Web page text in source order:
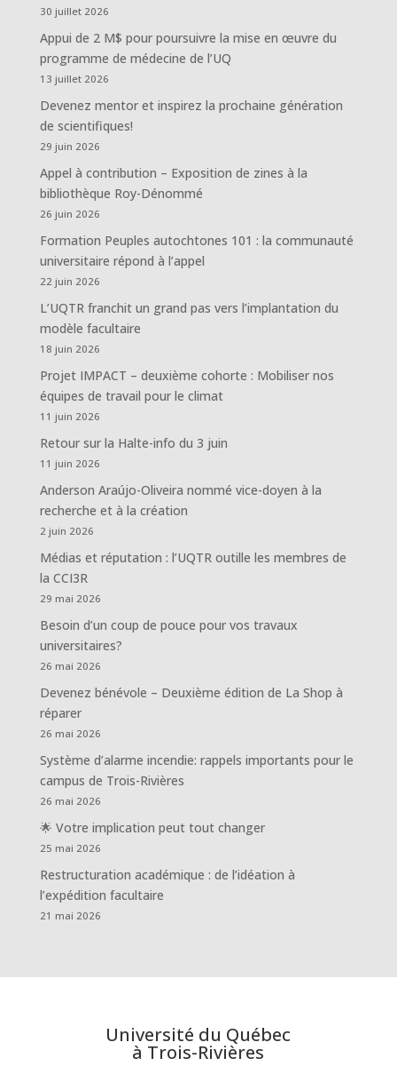
30 juillet 2026
Appui de 2 M$ pour poursuivre la mise en œuvre du
programme de médecine de l’UQ
13 juillet 2026
Devenez mentor et inspirez la prochaine génération
de scientifiques!
29 juin 2026
Appel à contribution – Exposition de zines à la
bibliothèque Roy-Dénommé
26 juin 2026
Formation Peuples autochtones 101 : la communauté
universitaire répond à l’appel
22 juin 2026
L’UQTR franchit un grand pas vers l’implantation du
modèle facultaire
18 juin 2026
Projet IMPACT – deuxième cohorte : Mobiliser nos
équipes de travail pour le climat
11 juin 2026
Retour sur la Halte-info du 3 juin
11 juin 2026
Anderson Araújo-Oliveira nommé vice-doyen à la
recherche et à la création
2 juin 2026
Médias et réputation : l’UQTR outille les membres de
la CCI3R
29 mai 2026
Besoin d’un coup de pouce pour vos travaux
universitaires?
26 mai 2026
Devenez bénévole – Deuxième édition de La Shop à
réparer
26 mai 2026
Système d’alarme incendie: rappels importants pour le
campus de Trois-Rivières
26 mai 2026
🌟 Votre implication peut tout changer
25 mai 2026
Restructuration académique : de l’idéation à
l’expédition facultaire
21 mai 2026
Université du Québec
à Trois-Rivières